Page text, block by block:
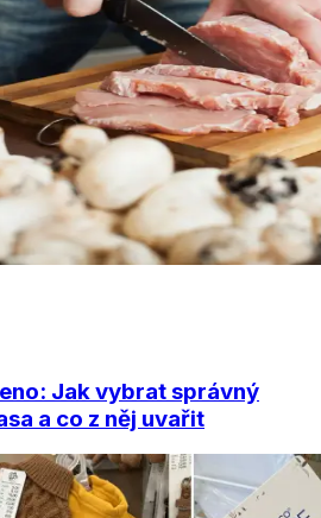
Jak vybrat správný
a co z něj uvařit